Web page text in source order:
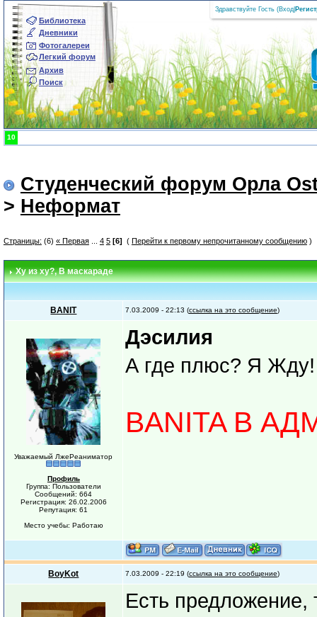
Библиотека
Дневники
Фотогалереи
Легкий форум
Архив
Поиск
Здравствуйте Гость (Вход
10
Студенческий форум Орла
> Неформат
Страницы: (6) « Первая... 4 5 [6] ( Перейти к первому непрочитанному сообщению)
Ху из ху?, В маскараде
BANIT 7.03.2009 - 22:13 (ссылка на это сообщение)
Уважаемый ЛжеРеаниматор
Профиль
Группа: Пользователи
Сообщений: 664
Регистрация: 26.02.2006
Репутация: 61
Место учебы: Работаю
Дэсилия
А где плюс? Я Жду!
BANITA В
BoyKot 7.03.2009 - 22:19 (ссылка на это сообщение)
Есть предложение,